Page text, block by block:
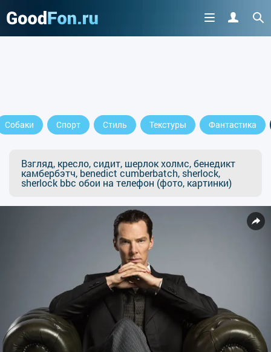
Собаки Спорт Стиль Текстуры Фантастика
Взгляд, кресло, сидит, шерлок холмс, бенедикт
камбербэтч, benedict cumberbatch, sherlock,
sherlock bbc обои на телефон (фото, картинки)